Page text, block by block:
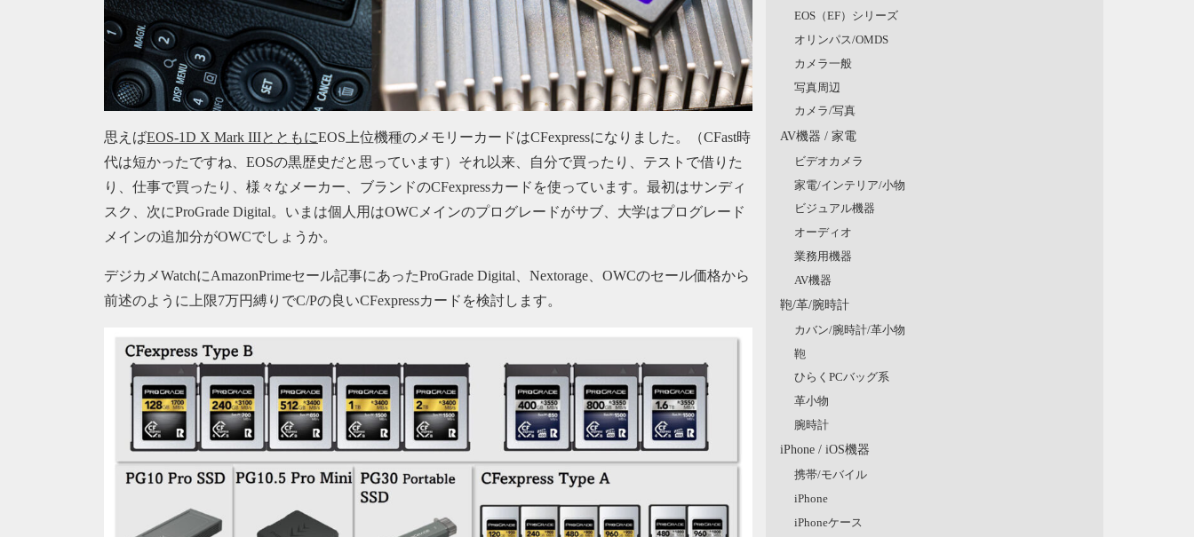
思えばEOS-1D X Mark IIIとともにEOS上位機種のメモリーカードはCFexpressになりました。（CFast時
代は短かったですね、EOSの黒歴史だと思っています）それ以来、自分で買ったり、テストで借りた
り、仕事で買ったり、様々なメーカー、ブランドのCFexpressカードを使っています。最初はサンディ
スク、次にProGrade Digital。いまは個人用はOWCメインのプログレードがサブ、大学はプログレード
メインの追加分がOWCでしょうか。
デジカメWatchにAmazonPrimeセール記事にあったProGrade Digital、Nextorage、OWCのセール価格から
前述のように上限7万円縛りでC/Pの良いCFexpressカードを検討します。
EOS（EF）シリーズ
オリンパス/OMDS
カメラ一般
写真周辺
カメラ/写真
AV機器 / 家電
ビデオカメラ
家電/インテリア/小物
ビジュアル機器
オーディオ
業務用機器
AV機器
鞄/革/腕時計
カバン/腕時計/革小物
鞄
ひらくPCバッグ系
革小物
腕時計
iPhone / iOS機器
携帯/モバイル
iPhone
iPhoneケース